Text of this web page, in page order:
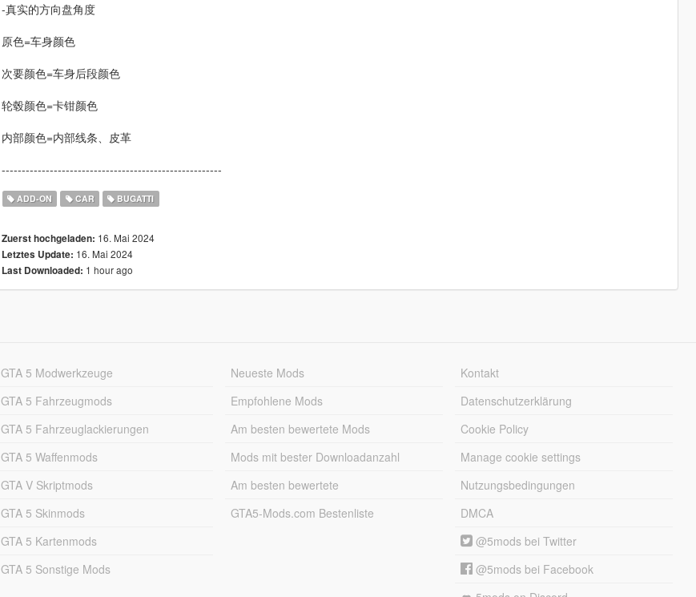
-真实的方向盘角度
原色=车身颜色
次要颜色=车身后段颜色
轮毂颜色=卡钳颜色
内部颜色=内部线条、皮革
-------------------------------------------------------
ADD-ON CAR BUGATTI
Zuerst hochgeladen: 16. Mai 2024
Letztes Update: 16. Mai 2024
Last Downloaded: 1 hour ago
GTA 5 Modwerkzeuge
GTA 5 Fahrzeugmods
GTA 5 Fahrzeuglackierungen
GTA 5 Waffenmods
GTA V Skriptmods
GTA 5 Skinmods
GTA 5 Kartenmods
GTA 5 Sonstige Mods
Neueste Mods
Empfohlene Mods
Am besten bewertete Mods
Mods mit bester Downloadanzahl
Am besten bewertete
GTA5-Mods.com Bestenliste
Kontakt
Datenschutzerklärung
Cookie Policy
Manage cookie settings
Nutzungsbedingungen
DMCA
@5mods bei Twitter
@5mods bei Facebook